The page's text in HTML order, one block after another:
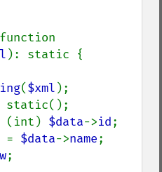
): static {
($xml );
static();
(int) $data->id;
= $data->name;
;